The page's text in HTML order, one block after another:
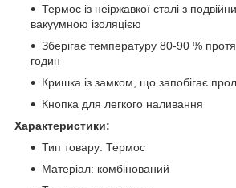
Термос із неіржавкої сталі з
вакуумною ізоляцією
Зберігає температуру 80-90 %
годин
Кришка із замком, що запобігає
Кнопка для легкого наливання
Характеристики:
Тип товару: Термос
Матеріал: комбінований